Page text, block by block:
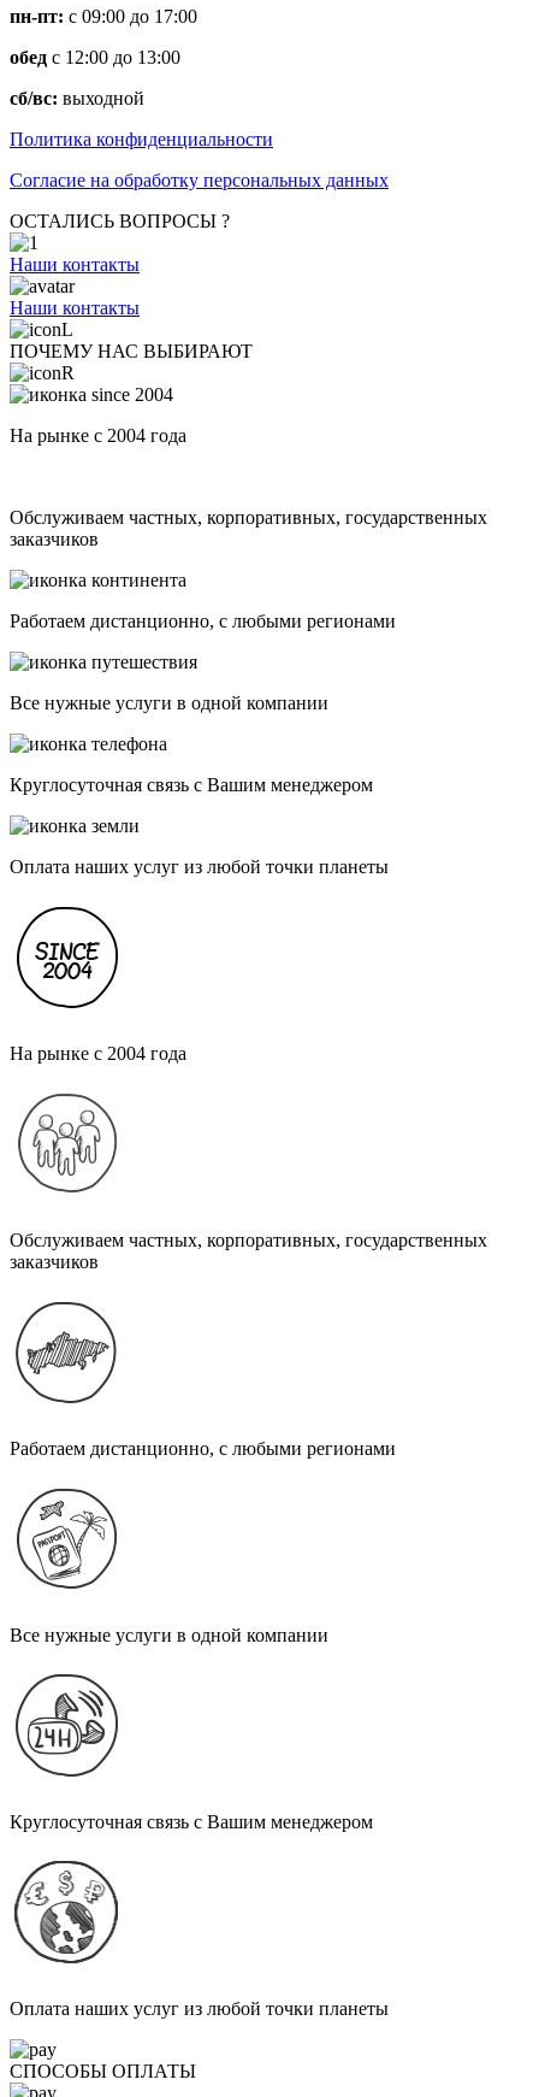
пн-пт: с 09:00 до 17:00
обед с 12:00 до 13:00
сб/вс: выходной
Политика конфиденциальности
Согласие на обработку персональных данных
ОСТАЛИСЬ ВОПРОСЫ ?
Наши контакты
Наши контакты
ПОЧЕМУ НАС ВЫБИРАЮТ
На рынке с 2004 года
Обслуживаем частных, корпоративных, государственных
заказчиков
Работаем дистанционно, с любыми регионами
Все нужные услуги в одной компании
Круглосуточная связь с Вашим менеджером
Оплата наших услуг из любой точки планеты
На рынке с 2004 года
Обслуживаем частных, корпоративных, государственных
заказчиков
Работаем дистанционно, с любыми регионами
Все нужные услуги в одной компании
Круглосуточная связь с Вашим менеджером
Оплата наших услуг из любой точки планеты
СПОСОБЫ ОПЛАТЫ